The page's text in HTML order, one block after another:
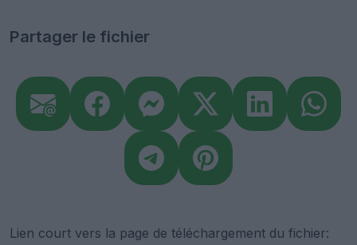
Partager le fichier
Lien court vers la page de téléchargement du fichier: